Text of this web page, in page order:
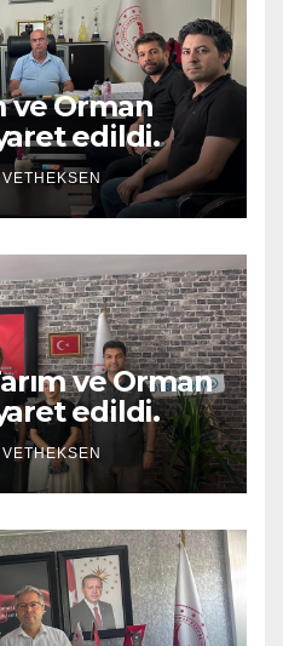
ve Orman
edildi.
VETHEKSEN
ve Orman
edildi.
VETHEKSEN